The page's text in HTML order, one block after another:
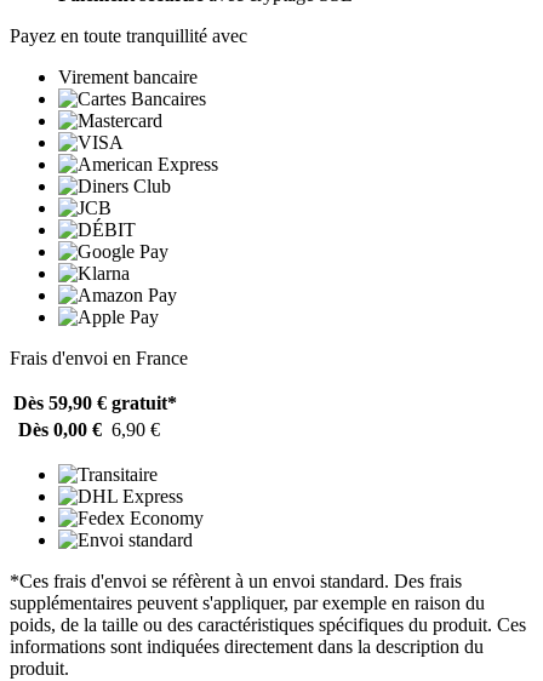
Payez en toute tranquillité avec
Virement bancaire
Frais d'envoi en France
Dès 59,90 € gratuit*
Dès 0,00 € 6,90 €
*Ces frais d'envoi se réfèrent à un envoi standard. Des frais
supplémentaires peuvent s'appliquer, par exemple en raison du
poids, de la taille ou des caractéristiques spécifiques du produit. Ces
informations sont indiquées directement dans la description du
produit.